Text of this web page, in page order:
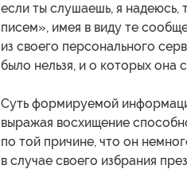
если ты слушаешь, я
писем», имея в виду те
из своего персонального
было нельзя, и о которых она
Суть формируемой
выражая восхищение
по той причине, что он
в случае своего избрания